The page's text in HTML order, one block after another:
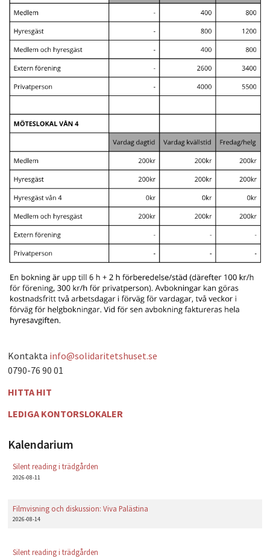
Kontakta info@solidaritetshuset.se
0790-76 90 01
HITTA HIT
LEDIGA KONTORSLOKALER
Kalendarium
Silent reading i trädgården
2026-08-11
Filmvisning och diskussion: Viva Palästina
2026-08-14
Silent reading i trädgården